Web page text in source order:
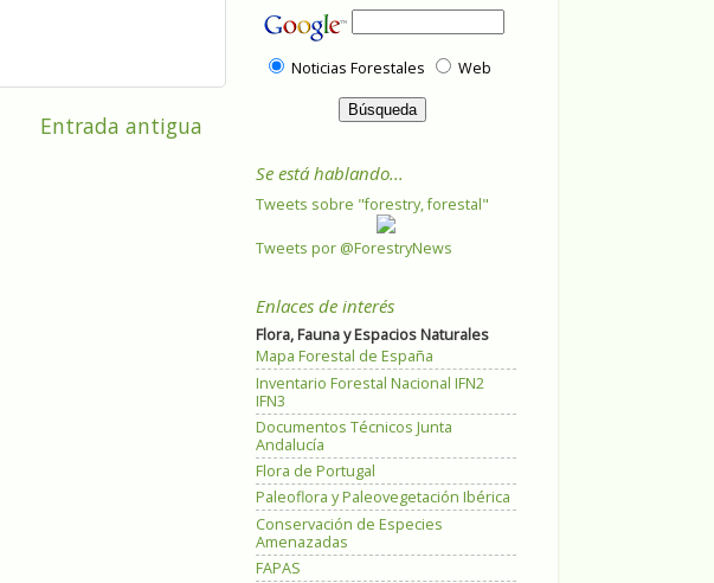
Entrada antigua
Noticias Forestales Web
Se está hablando...
Tweets sobre "forestry, forestal"
Tweets por @ForestryNews
Enlaces de interés
Flora, Fauna y Espacios Naturales
Mapa Forestal de España
Inventario Forestal Nacional IFN2
IFN3
Documentos Técnicos Junta
Andalucía
Flora de Portugal
Paleoflora y Paleovegetación Ibérica
Conservación de Especies
Amenazadas
FAPAS